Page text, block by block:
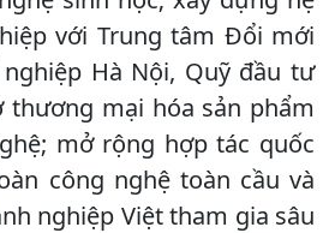
với Trung tâm Đổi mới
Hà Nội, Quỹ đầu tư
mại hóa sản phẩm
mở rộng hợp tác quốc
công nghệ toàn cầu và
nghiệp Việt tham gia sâu